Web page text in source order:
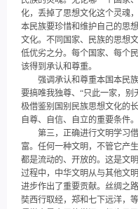
化，丢掉了思想文化这个灵魂
本民族要珍惜和维护自己的思
文化。不同国家、民族的思想
低优劣之分。每个国家、每个
该得到承认和尊重。
强调承认和尊重本国本民族
要搞唯我独尊、“只此一家，别
极借鉴别国别民族思想文化的
自尊、自信、自立的重要条件。
第三，正确进行文明学习借
富。任何一种文明，不管它产
都是流动的、开放的。这是文
过程中，中华文明从与其他文
进步作出了重要贡献。丝绸之
奘西行取经，郑和七下远洋，